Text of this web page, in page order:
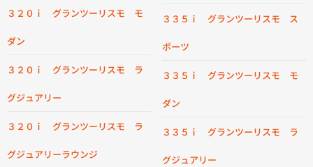
３２０ｉ グランツーリスモ モ
ダン
３２０ｉ グランツーリスモ ラ
グジュアリー
３２０ｉ グランツーリスモ ラ
グジュアリーラウンジ
３３５ｉ グランツーリスモ ス
ポーツ
３３５ｉ グランツーリスモ モ
ダン
３３５ｉ グランツーリスモ ラ
グジュアリー